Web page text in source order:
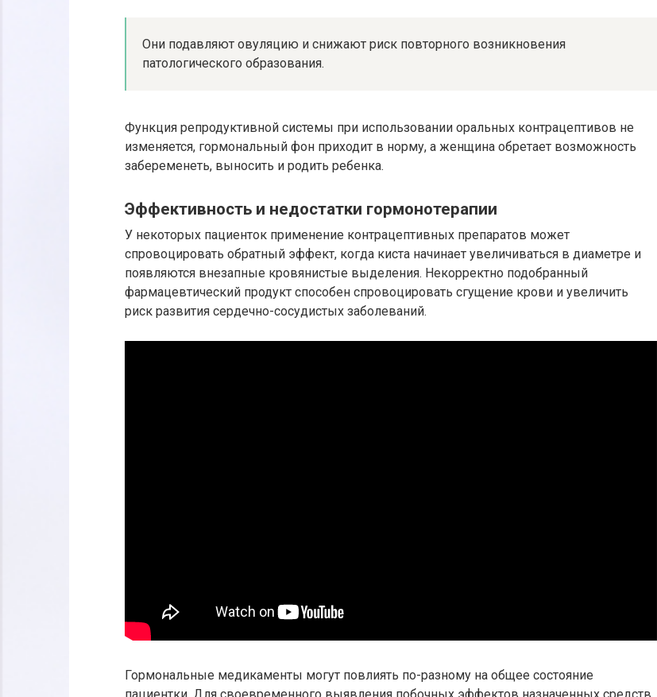
Они подавляют овуляцию и снижают риск повторного возникновения
патологического образования.
Функция репродуктивной системы при использовании оральных контрацептивов не
изменяется, гормональный фон приходит в норму, а женщина обретает возможность
забеременеть, выносить и родить ребенка.
Эффективность и недостатки гормонотерапии
У некоторых пациенток применение контрацептивных препаратов может
спровоцировать обратный эффект, когда киста начинает увеличиваться в диаметре и
появляются внезапные кровянистые выделения. Некорректно подобранный
фармацевтический продукт способен спровоцировать сгущение крови и увеличить
риск развития сердечно-сосудистых заболеваний.
Гормональные медикаменты могут повлиять по-разному на общее состояние